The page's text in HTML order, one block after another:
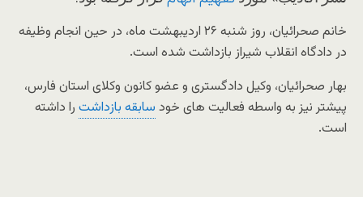
خانم صحرائیان، روز شنبه ۲۶ اردیبهشت ماه، در حین انجام وظیفه
در دادگاه انقلاب شیراز بازداشت شده است.
بهار صحرائیان، وکیل دادگستری و عضو کانون وکلای استان فارس،
پیشتر نیز به واسطه فعالیت های خود سابقه بازداشت را داشته
است.